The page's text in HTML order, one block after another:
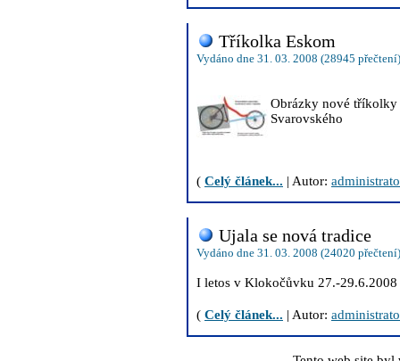
Tříkolka Eskom
Vydáno dne 31. 03. 2008 (28945 přečtení)
Obrázky nové tříkolky
Svarovského
( Celý článek... | Autor:
Ujala se nová tradice
Vydáno dne 31. 03. 2008 (24020 přečtení)
I letos v Klokočůvku 27.-29.6.2008
( Celý článek... | Autor: